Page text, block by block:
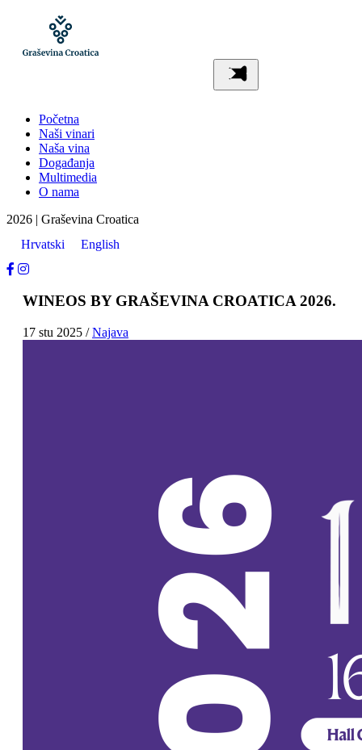
Početna
Naši vinari
Naša vina
Događanja
Multimedia
O nama
2026 | Graševina Croatica
Hrvatski
English
WINEOS BY GRAŠEVINA CROATICA 2026.
17 stu 2025 /Najava